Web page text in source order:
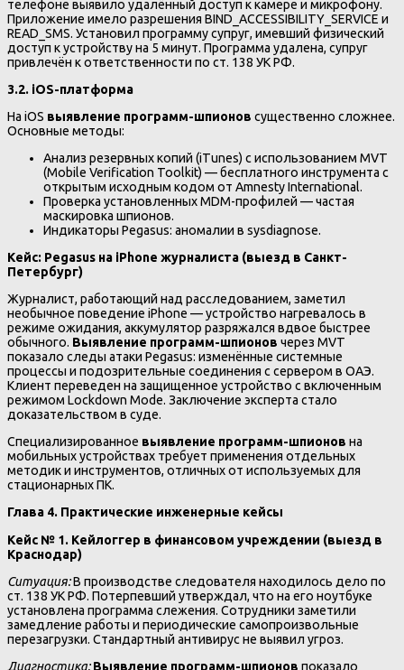
телефоне выявило удалённый доступ к камере и микрофону.
Приложение имело разрешения BIND_ACCESSIBILITY_SERVICE и
READ_SMS. Установил программу супруг, имевший физический
доступ к устройству на 5 минут. Программа удалена, супруг
привлечён к ответственности по ст. 138 УК РФ.
3.2. iOS-платформа
На iOS выявление программ-шпионов существенно сложнее.
Основные методы:
Анализ резервных копий (iTunes) с использованием MVT
(Mobile Verification Toolkit) — бесплатного инструмента с
открытым исходным кодом от Amnesty International.
Проверка установленных MDM-профилей — частая
маскировка шпионов.
Индикаторы Pegasus: аномалии в sysdiagnose.
Кейс: Pegasus на iPhone журналиста (выезд в Санкт-
Петербург)
Журналист, работающий над расследованием, заметил
необычное поведение iPhone — устройство нагревалось в
режиме ожидания, аккумулятор разряжался вдвое быстрее
обычного. Выявление программ-шпионов через MVT
показало следы атаки Pegasus: изменённые системные
процессы и подозрительные соединения с сервером в ОАЭ.
Клиент переведен на защищенное устройство с включенным
режимом Lockdown Mode. Заключение эксперта стало
доказательством в суде.
Специализированное выявление программ-шпионов на
мобильных устройствах требует применения отдельных
методик и инструментов, отличных от используемых для
стационарных ПК.
Глава 4. Практические инженерные кейсы
Кейс № 1. Кейлоггер в финансовом учреждении (выезд в
Краснодар)
Ситуация:В производстве следователя находилось дело по
ст. 138 УК РФ. Потерпевший утверждал, что на его ноутбуке
установлена программа слежения. Сотрудники заметили
замедление работы и периодические самопроизвольные
перезагрузки. Стандартный антивирус не выявил угроз.
Диагностика: Выявление программ-шпионов показало